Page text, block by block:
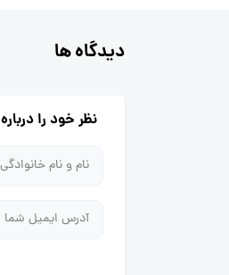
دیدگاه ها
نظر خود را